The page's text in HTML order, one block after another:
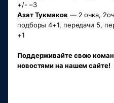
+/- –3
Азат Тукмаков — 2 очка,
подборы 4+1, передачи 5,
+1
Поддерживайте свою
новостями на нашем сайте!